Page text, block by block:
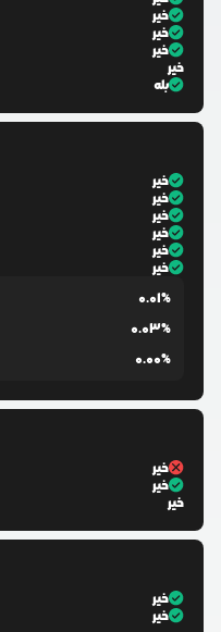
خیر
خیر
خیر
خیر
بله
خیر
خیر
خیر
خیر
خیر
خیر
0.01%
0.03%
0.00%
خیر
خیر
خیر
خیر
خیر